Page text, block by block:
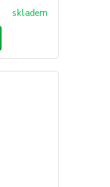
skladem